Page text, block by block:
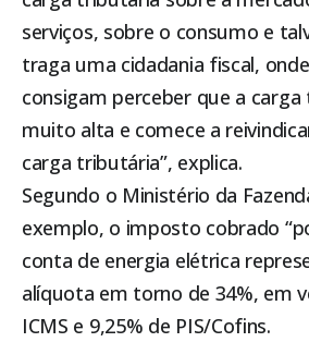
serviços, sobre o consumo e
traga uma cidadania fiscal,
consigam perceber que a
muito alta e comece a
carga tributária”, explica.
Segundo o Ministério da
exemplo, o imposto cobrado
conta de energia elétrica
alíquota em torno de 34%, em
ICMS e 9,25% de PIS/Cofins.